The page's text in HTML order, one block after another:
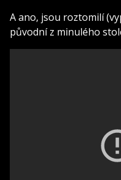
A ano, jsou roztomilí
původní z minulého